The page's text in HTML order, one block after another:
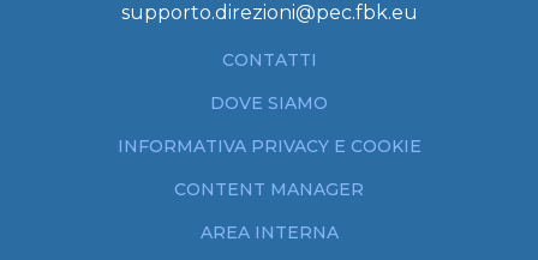
supporto.direzioni@pec.fbk.eu
CONTATTI
DOVE SIAMO
INFORMATIVA PRIVACY E COOKIE
CONTENT MANAGER
AREA INTERNA